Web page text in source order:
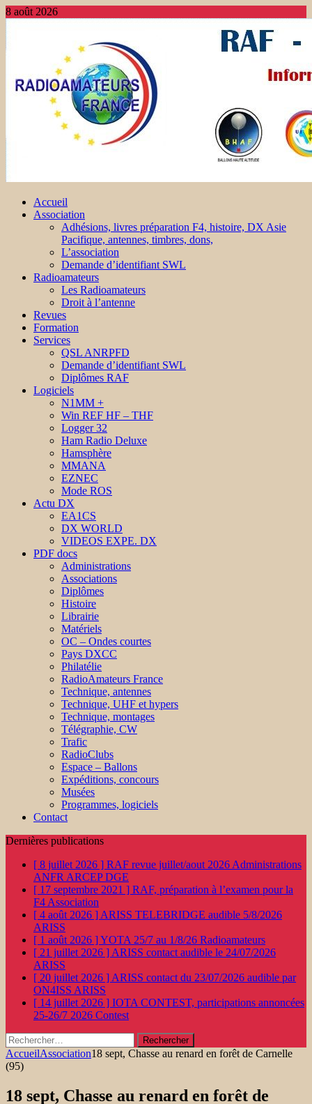
8 août 2026
Accueil
Association
Adhésions, livres préparation F4, histoire, DX Asie
Pacifique, antennes, timbres, dons,
L’association
Demande d’identifiant SWL
Radioamateurs
Les Radioamateurs
Droit à l’antenne
Revues
Formation
Services
QSL ANRPFD
Demande d’identifiant SWL
Diplômes RAF
Logiciels
N1MM +
Win REF HF – THF
Logger 32
Ham Radio Deluxe
Hamsphère
MMANA
EZNEC
Mode ROS
Actu DX
EA1CS
DX WORLD
VIDEOS EXPE. DX
PDF docs
Administrations
Associations
Diplômes
Histoire
Librairie
Matériels
OC – Ondes courtes
Pays DXCC
Philatélie
RadioAmateurs France
Technique, antennes
Technique, UHF et hypers
Technique, montages
Télégraphie, CW
Trafic
RadioClubs
Espace – Ballons
Expéditions, concours
Musées
Programmes, logiciels
Contact
Dernières publications
[ 8 juillet 2026 ] RAF revue juillet/aout 2026 Administrations
ANFR ARCEP DGE
[ 17 septembre 2021 ] RAF, préparation à l’examen pour la
F4 Association
[ 4 août 2026 ] ARISS TELEBRIDGE audible 5/8/2026
ARISS
[ 1 août 2026 ]YOTA 25/7 au 1/8/26 Radioamateurs
[ 21 juillet 2026 ] ARISS contact audible le 24/07/2026
ARISS
[ 20 juillet 2026 ] ARISS contact du 23/07/2026 audible par
ON4ISS ARISS
[ 14 juillet 2026 ] IOTA CONTEST, participations annoncées
25-26/7 2026 Contest
Rechercher :
AccueilAssociation18 sept, Chasse au renard en forêt de Carnelle
(95)
18 sept, Chasse au renard en forêt de